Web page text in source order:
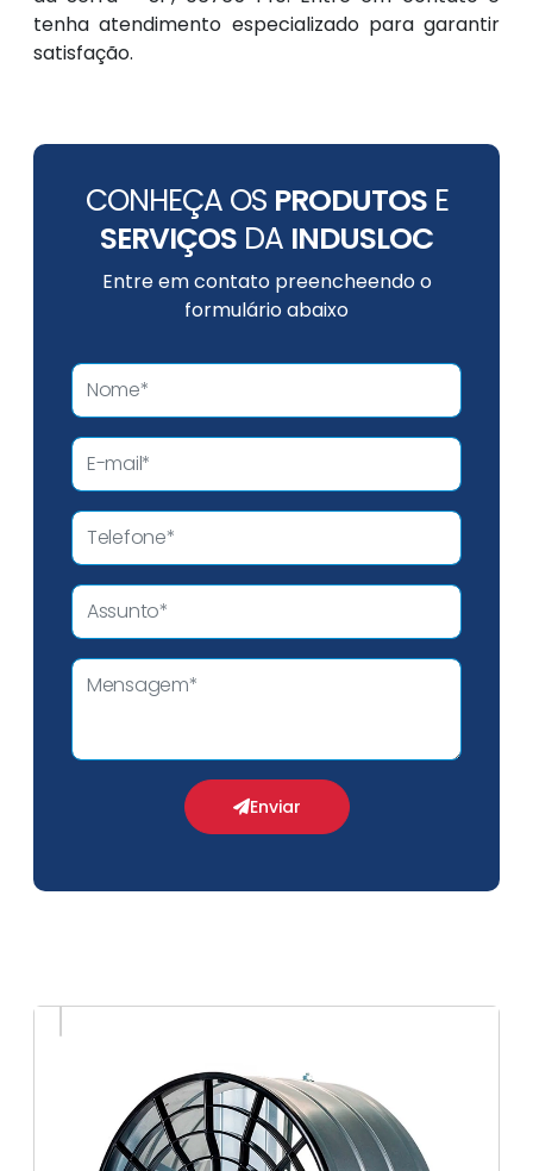
tenha atendimento especializado para garantir
satisfação.
CONHEÇA OS PRODUTOSE
SERVIÇOS DA INDUSLOC
Entre em contato preencheendo o
formulário abaixo
Enviar